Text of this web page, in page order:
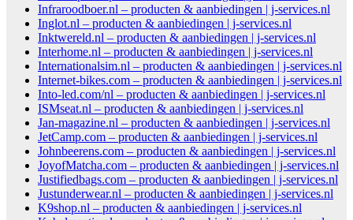
Infraroodboer.nl – producten & aanbiedingen | j-services.nl
Inglot.nl – producten & aanbiedingen | j-services.nl
Inktwereld.nl – producten & aanbiedingen | j-services.nl
Interhome.nl – producten & aanbiedingen | j-services.nl
Internationalsim.nl – producten & aanbiedingen | j-services.nl
Internet-bikes.com – producten & aanbiedingen | j-services.nl
Into-led.com/nl – producten & aanbiedingen | j-services.nl
ISMseat.nl – producten & aanbiedingen | j-services.nl
Jan-magazine.nl – producten & aanbiedingen | j-services.nl
JetCamp.com – producten & aanbiedingen | j-services.nl
Johnbeerens.com – producten & aanbiedingen | j-services.nl
JoyofMatcha.com – producten & aanbiedingen | j-services.nl
Justifiedbags.com – producten & aanbiedingen | j-services.nl
Justunderwear.nl – producten & aanbiedingen | j-services.nl
K9shop.nl – producten & aanbiedingen | j-services.nl